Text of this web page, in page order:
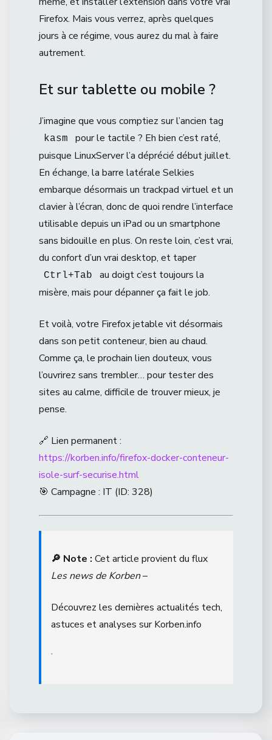
Firefox. Mais vous verrez, après quelques
jours à ce régime, vous aurez du mal à faire
autrement.
Et sur tablette ou mobile ?
J’imagine que vous comptiez sur l’ancien tag
kasm
pour le tactile ? Eh bien c’est raté,
puisque LinuxServer l’a déprécié début juillet.
En échange, la barre latérale Selkies
embarque désormais un trackpad virtuel et un
clavier à l’écran, donc de quoi rendre l’interface
utilisable depuis un iPad ou un smartphone
sans bidouille en plus. On reste loin, c’est vrai,
du confort d’un vrai desktop, et taper
Ctrl+Tab
au doigt c’est toujours la
misère, mais pour dépanner ça fait le job.
Et voilà, votre Firefox jetable vit désormais
dans son petit conteneur, bien au chaud.
Comme ça, le prochain lien douteux, vous
l’ouvrirez sans trembler… pour tester des
sites au calme, difficile de trouver mieux, je
pense.
🔗 Lien permanent :
https://korben.info/firefox-docker-conteneur-
isole-surf-securise.html
🎯 Campagne : IT (ID: 328)
🔎 Note : Cet article provient du flux
Les news de Korben–
Découvrez les dernières actualités tech,
astuces et analyses sur Korben.info
.